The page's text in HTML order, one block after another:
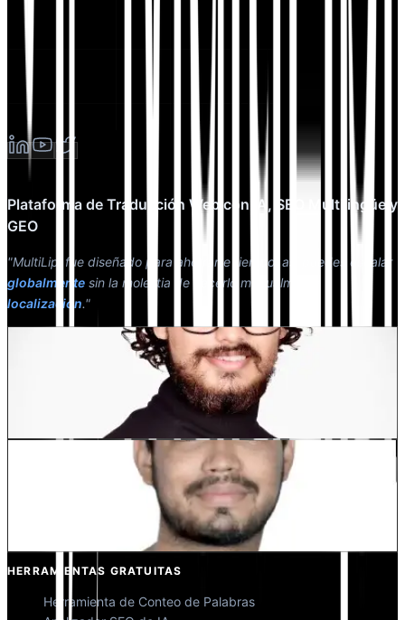
Plataforma de Traducción Web con IA, SEO Multilingüe y
GEO
"MultiLipi fue diseñado para ahorrarte tiempo, así puedes escalar
globalmente sin la molestia de hacerlo manualmente
localización."
Co-fundador @MultiLipi
Kunal Singh Shekhawat
HERRAMIENTAS GRATUITAS
Herramienta de Conteo de Palabras